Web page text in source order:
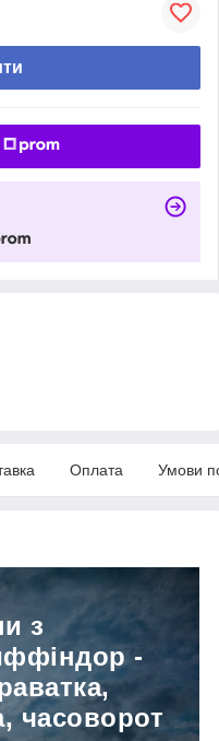
Оплата Умови
з
-
часоворот